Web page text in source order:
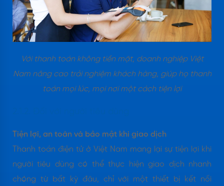
Với thanh toán không tiền mặt, doanh nghiệp Việt
Nam nâng cao trải nghiệm khách hàng, giúp họ thanh
toán mọi lúc, mọi nơi một cách tiện lợi
Tiện lợi, an toàn và bảo mật khi giao dịch
Thanh toán điện tử ở Việt Nam mang lại sự tiện lợi khi
người tiêu dùng có thể thực hiện giao dịch nhanh
chóng từ bất kỳ đâu, chỉ với một thiết bị kết nối